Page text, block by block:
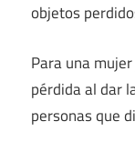
objetos
Para una
pérdida al dar
personas que